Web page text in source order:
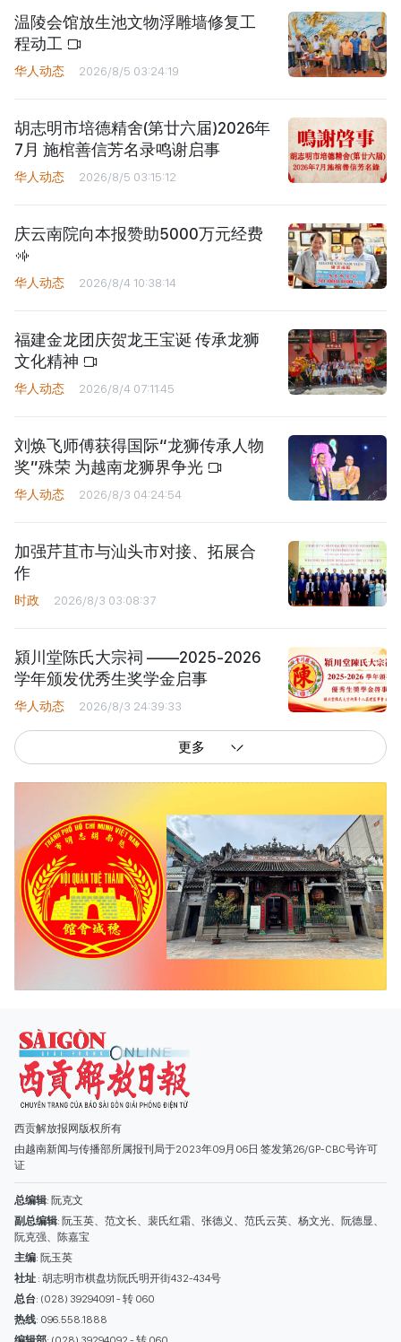
温陵会馆放生池文物浮雕墙修复工
程动工
华人动态 2026/8/5 03:24:19
胡志明市培德精舍(第廿六届)2026年
7月 施棺善信芳名录鸣谢启事
华人动态 2026/8/5 03:15:12
庆云南院向本报赞助5000万元经费
华人动态 2026/8/4 10:38:14
福建金龙团庆贺龙王宝诞 传承龙狮
文化精神
华人动态 2026/8/4 07:11:45
刘焕飞师傅获得国际“龙狮传承人物
奖”殊荣 为越南龙狮界争光
华人动态 2026/8/3 04:24:54
加强芹苴市与汕头市对接、拓展合
作
时政 2026/8/3 03:08:37
潁川堂陈氏大宗祠 ——2025-2026
学年颁发优秀生奖学金启事
华人动态 2026/8/3 24:39:33
更多
西贡解放报网版权所有
由越南新闻与传播部所属报刊局于2023年09月06日 签发第26/GP-CBC号许可
证
总编辑: 阮克文
副总编辑: 阮玉英、范文长、裴氏红霜、张德义、范氏云英、杨文光、阮德显、
阮克强、陈嘉宝
主编: 阮玉英
社址 : 胡志明市棋盘坊阮氏明开街432-434号
总台: (028) 39294091 - 转 060
热线: 096.558.1888